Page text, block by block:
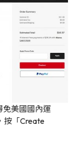
免美國國內運
按「Create